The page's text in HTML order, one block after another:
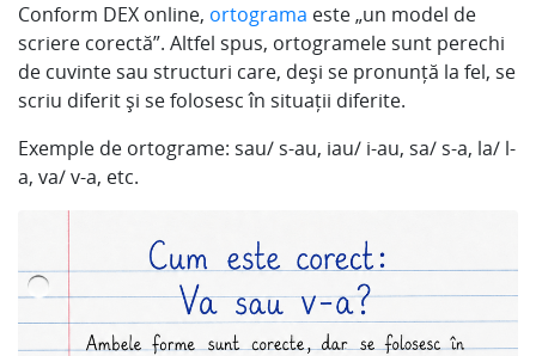
Conform DEX online, ortograma este „un model de
scriere corectă”. Altfel spus, ortogramele sunt perechi
de cuvinte sau structuri care, deși se pronunță la fel, se
scriu diferit și se folosesc în situații diferite.
Exemple de ortograme: sau/ s-au, iau/ i-au, sa/ s-a, la/ l-
a, va/ v-a, etc.